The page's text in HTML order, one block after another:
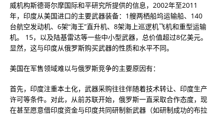
威机构斯德哥尔摩国际和平研究所提供的信息，2002年至2011
年，印度从美国进口的主要武器装备：1艘两栖船坞运输船、140
台航空发动机、6架“海王”直升机、8架海上巡逻机飞机和重型运输
机。 15，以及陆基雷达等一些中小型武器，总价值超过8亿美元。
显然，这与印度从俄罗斯购买武器的性质和水平不同。
美国在军售领域难以与俄罗斯竞争的主要原因有：
首先，印度注重本土化，武器采购往往伴随着技术转让、印度生产
许可等条件。对此，从前苏联开始，俄罗斯一直采取合作态度，现
在甚至愿意借印度资金与印度共同研制新武器（如研制成功的布拉